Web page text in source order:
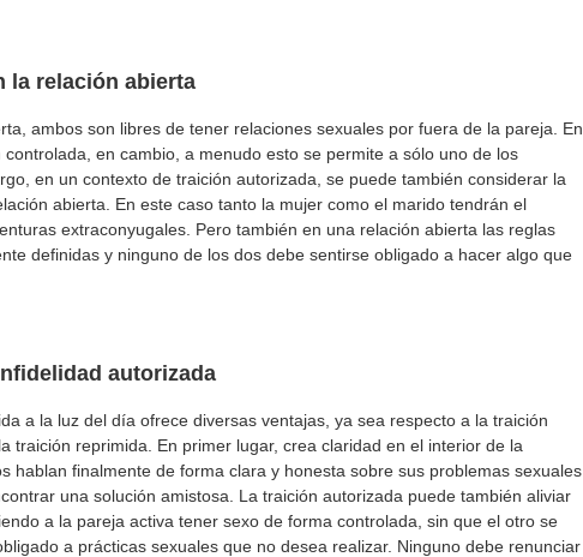
la relación abierta
ambos son libres de tener relaciones sexuales por fuera de la pareja. En
en cambio, a menudo esto se permite a sólo uno de los
en un contexto de traición autorizada, se puede también considerar la
abierta. En este caso tanto la mujer como el marido tendrán el
extraconyugales. Pero también en una relación abierta las reglas
definidas y ninguno de los dos debe sentirse obligado a hacer algo que
autorizada
a la luz del día ofrece diversas ventajas, ya sea respecto a la traición
traición reprimida. En primer lugar, crea claridad en el interior de la
hablan finalmente de forma clara y honesta sobre sus problemas sexuales
una solución amistosa. La traición autorizada puede también aliviar
a la pareja activa tener sexo de forma controlada, sin que el otro se
a prácticas sexuales que no desea realizar. Ninguno debe renunciar